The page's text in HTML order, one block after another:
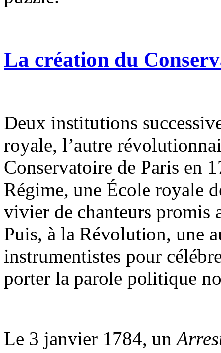
La création du
Deux institutions
royale, l’autre
Conservatoire de Paris en
Régime, une École royale
vivier de chanteurs promis
Puis, à la Révolution, une
instrumentistes pour
porter la parole politique
Le 3 janvier 1784, un